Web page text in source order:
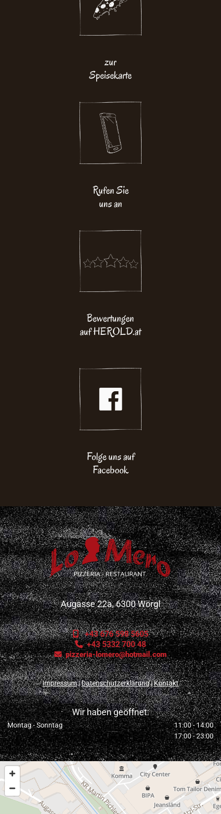
zur
Speisekarte
Rufen Sie
uns an
Bewertungen
auf HEROLD.at
Folge uns auf
Facebook
Augasse 22a, 6300 Wörgl
 +43 676 598 5605
 +43 5332 700 48
 pizzeria-lomero@hotmail.com
Impressum|Datenschutzerklärung|Kontakt
Wir haben geöffnet:
Montag - Sonntag
11:00 - 14:00
17:00 - 23:00